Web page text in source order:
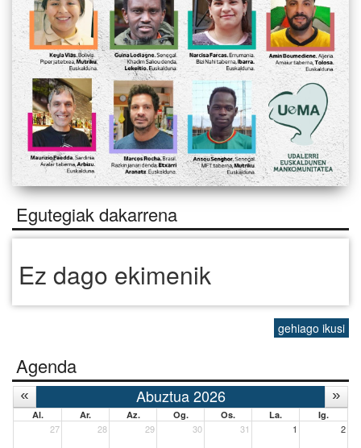
Egutegiak dakarrena
Ez dago ekimenik
gehiago ikusi
Agenda
Abuztua 2026
Al. Ar. Az. Og. Os. La. Ig.
27 28 29 30 31 1 2